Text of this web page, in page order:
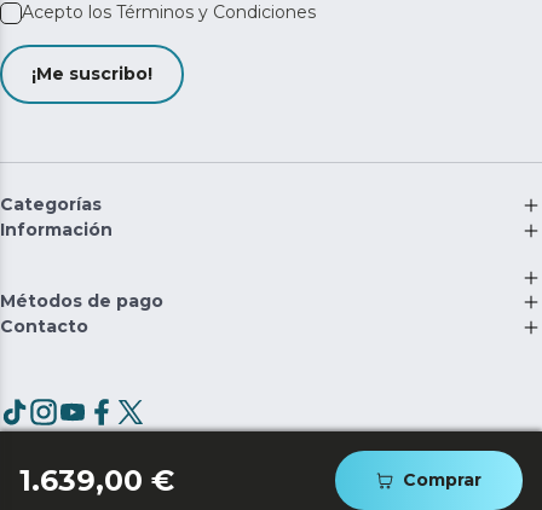
1.639,00 € Comprar
Acepto los Términos y Condiciones
¡Me suscribo!
Categorías
Información
Métodos de pago
Contacto
Cecotec Innovaciones S.L. | RII-AEE: 5537